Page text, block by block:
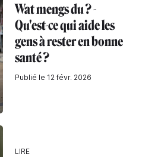
Wat mengs du ? -
Qu'est-ce qui aide les
gens à rester en bonne
santé ?
Publié le 12 févr. 2026
LIRE